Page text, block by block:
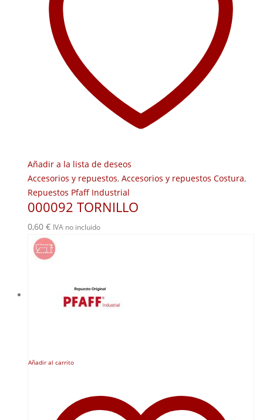
Añadir a la lista de deseos
Accesorios y repuestos, Accesorios y repuestos Costura,
Repuestos Pfaff Industrial
000092 TORNILLO
0,60 € IVA no incluido
Añadir al carrito